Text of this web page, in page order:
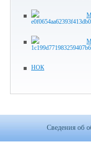
НОК
Сведения об